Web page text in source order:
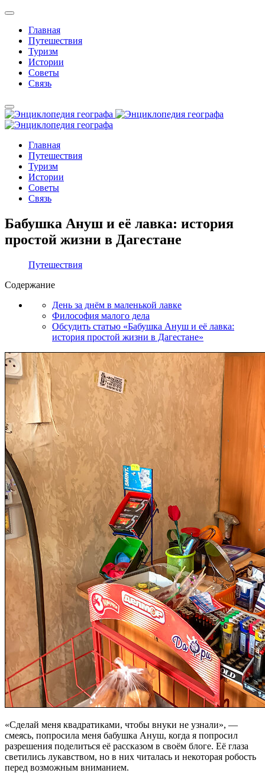
Главная
Путешествия
Туризм
Истории
Советы
Связь
Главная
Путешествия
Туризм
Истории
Советы
Связь
Бабушка Ануш и её лавка: история
простой жизни в Дагестане
Путешествия
Содержание
День за днём в маленькой лавке
Философия малого дела
Обсудить статью «Бабушка Ануш и её лавка:
история простой жизни в Дагестане»
«Сделай меня квадратиками, чтобы внуки не узнали», —
смеясь, попросила меня бабушка Ануш, когда я попросил
разрешения поделиться её рассказом в своём блоге. Её глаза
светились лукавством, но в них читалась и некоторая робость
перед возможным вниманием.